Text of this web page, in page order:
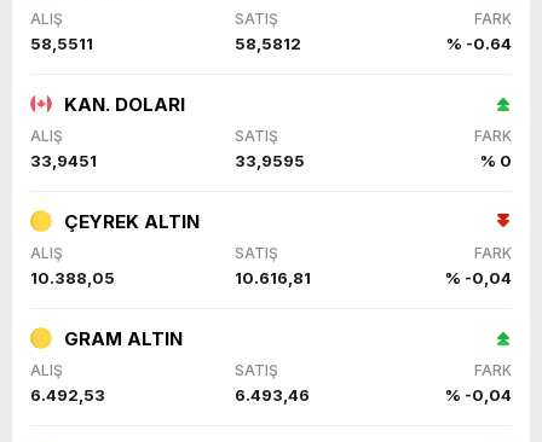
ALIŞ SATIŞ FARK
58,5511 58,5812 % -0.64
KAN. DOLARI
ALIŞ SATIŞ FARK
33,9451 33,9595 % 0
ÇEYREK ALTIN
ALIŞ SATIŞ FARK
10.388,05 10.616,81 % -0,04
GRAM ALTIN
ALIŞ SATIŞ FARK
6.492,53 6.493,46 % -0,04